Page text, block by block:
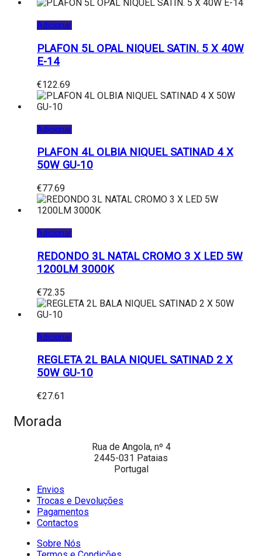
Adicionar
PLAFON 5L OPAL NIQUEL SATIN. 5 X 40W
E-14
€122.69
Adicionar
PLAFON 4L OLBIA NIQUEL SATINAD 4 X
50W GU-10
€77.69
Adicionar
REDONDO 3L NATAL CROMO 3 X LED 5W
1200LM 3000K
€72.35
Adicionar
REGLETA 2L BALA NIQUEL SATINAD 2 X
50W GU-10
€27.61
Morada
Rua de Angola, nº 4
2445-031 Pataias
Portugal
Envios
Trocas e Devoluções
Pagamentos
Contactos
Sobre Nós